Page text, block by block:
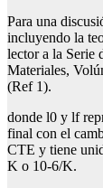
Para una
incluyendo la
lector a la Serie
Materiales,
(Ref 1).
donde l0 y lf
final con el
CTE y tiene
K o 10-6/K.